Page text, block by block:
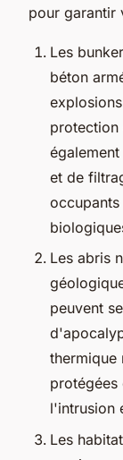
pour garantir
Les
béton
protection
et de
Les abris
peuvent
thermique
protégées
l'intrusion
Les